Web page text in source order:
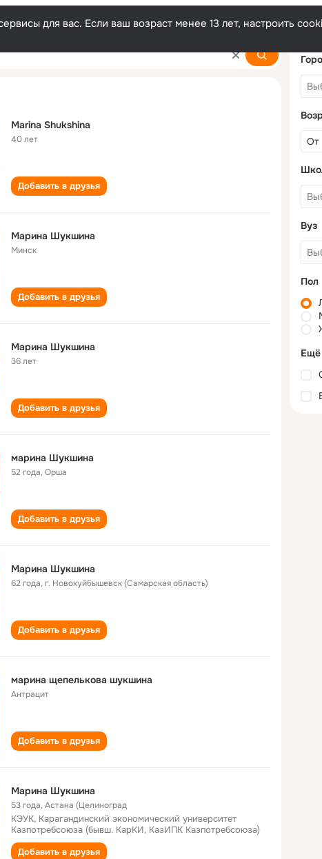
для вас. Если ваш возраст менее 13 лет, настроить
Marina Shukshina
40 лет
Добавить в друзья
Марина Шукшина
Минск
Добавить в друзья
Марина Шукшина
36 лет
Добавить в друзья
марина Шукшина
52 года,Орша
Добавить в друзья
Марина Шукшина
62 года,г. Новокуйбышевск (Самарская область)
Добавить в друзья
марина щепелькова шукшина
Антрацит
Добавить в друзья
Марина Шукшина
53 года,Астана (Целиноград
КЭУК, Карагандинский экономический университет
Казпотребсоюза (бывш. КарКИ, КазИПК Казпотребсоюза)
Добавить в друзья
Вуз
Пол
Ещё